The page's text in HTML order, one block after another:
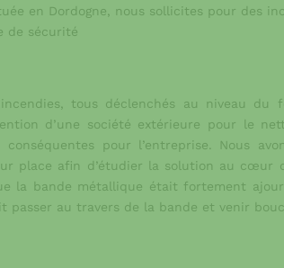
en Dordogne, nous sollicites pour des
de sécurité
tous déclenchés au niveau
d’une société extérieure pour le
pour l’entreprise. Nous
place afin d’étudier la solution au cœur
la bande métallique était fortement
au travers de la bande et venir